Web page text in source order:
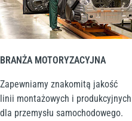
BRANŻA MOTORYZACYJNA
Zapewniamy znakomitą jakość
linii montażowych i produkcyjnych
dla przemysłu samochodowego.